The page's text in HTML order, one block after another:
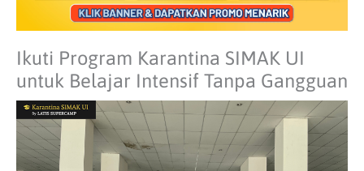
Ikuti Program Karantina SIMAK UI
untuk Belajar Intensif Tanpa Gangguan